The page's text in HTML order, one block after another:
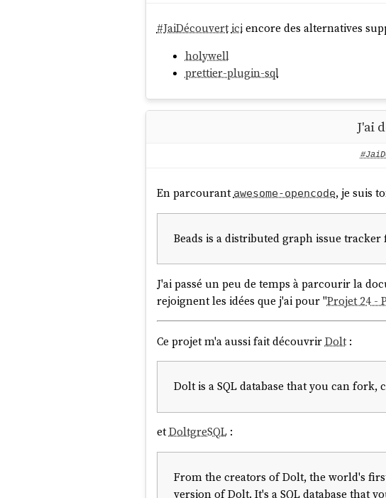
#JaiDécouvert iciencore des alternatives
holywell
prettier-plugin-sql
J'ai
En parcourantawesome-opencode, je suis
Beads is a distributed graph issue
J'ai passé un peu de temps à parcourir la
rejoignent les idées que j'ai pour "Projet 24 -
Ce projet m'a aussi fait découvrirDolt:
Dolt is a SQL database that you can
etDoltgreSQL:
From the creators of Dolt, the world's
version of Dolt. It's a SQL database that